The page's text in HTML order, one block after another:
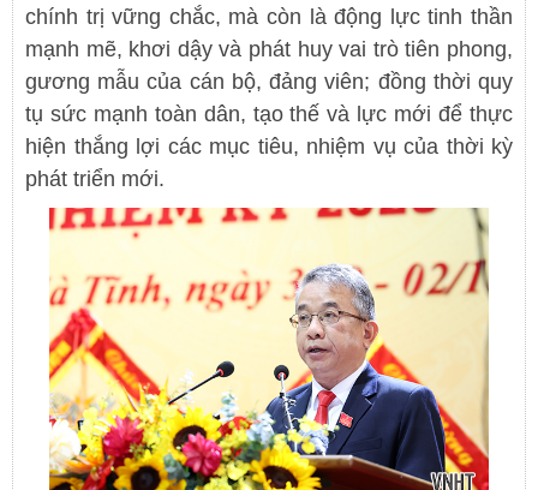
chính trị vững chắc, mà còn là động lực tinh thần
mạnh mẽ, khơi dậy và phát huy vai trò tiên phong,
gương mẫu của cán bộ, đảng viên; đồng thời quy
tụ sức mạnh toàn dân, tạo thế và lực mới để thực
hiện thắng lợi các mục tiêu, nhiệm vụ của thời kỳ
phát triển mới.